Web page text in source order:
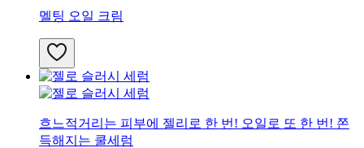
멜팅 오일 크림
흐느적거리는 피부에 젤리로 한 번! 오일로 또 한 번! 쫀
득해지는 쿨세럼